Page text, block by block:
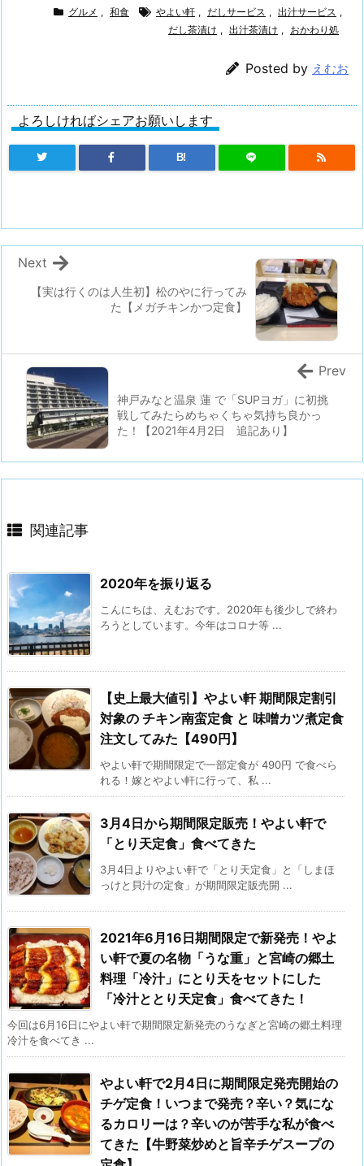
グルメ , 和食 やよい軒 , だしサービス , 出汁サービス ,
だし茶漬け , 出汁茶漬け , おかわり処
Posted by えむお
よろしければシェアお願いします
B!
【実は行くのは人生初】松のやに行ってみ
た【メガチキンかつ定食】
Next
神戸みなと温泉 蓮 で「SUPヨガ」に初挑
戦してみたらめちゃくちゃ気持ち良かっ
た！【2021年4月2日 追記あり】
Prev
関連記事
2020年を振り返る
こんにちは、えむおです。2020年も後少しで終わ
ろうとしています。今年はコロナ等 ...
【史上最大値引】やよい軒 期間限定割引
対象の チキン南蛮定食 と 味噌カツ煮定食
注文してみた【490円】
やよい軒で期間限定で一部定食が 490円 で食べら
れる！嫁とやよい軒に行って、私 ...
3月4日から期間限定販売！やよい軒で
「とり天定食」食べてきた
3月4日よりやよい軒で「とり天定食」と「しまほ
っけと貝汁の定食」が期間限定販売開 ...
2021年6月16日期間限定で新発売！やよ
い軒で夏の名物「うな重」と宮崎の郷土
料理「冷汁」にとり天をセットにした
「冷汁ととり天定食」食べてきた！
今回は6月16日にやよい軒で期間限定新発売のうなぎと宮崎の郷土料理
冷汁を食べてき ...
やよい軒で2月4日に期間限定発売開始の
チゲ定食！いつまで発売？辛い？気にな
るカロリーは？辛いのが苦手な私が食べ
てきた【牛野菜炒めと旨辛チゲスープの